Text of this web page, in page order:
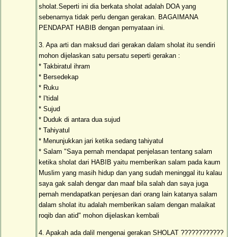
sholat.Seperti ini dia berkata sholat adalah DOA yang
sebenarnya tidak perlu dengan gerakan. BAGAIMANA
PENDAPAT HABIB dengan pernyataan ini.
3. Apa arti dan maksud dari gerakan dalam sholat itu sendiri
mohon dijelaskan satu persatu seperti gerakan :
* Takbiratul ihram
* Bersedekap
* Ruku
* I'tidal
* Sujud
* Duduk di antara dua sujud
* Tahiyatul
* Menunjukkan jari ketika sedang tahiyatul
* Salam "Saya pernah mendapat penjelasan tentang salam
ketika sholat dari HABIB yaitu memberikan salam pada kaum
Muslim yang masih hidup dan yang sudah meninggal itu kalau
saya gak salah dengar dan maaf bila salah dan saya juga
pernah mendapatkan penjesan dari orang lain katanya salam
dalam sholat itu adalah memberikan salam dengan malaikat
roqib dan atid" mohon dijelaskan kembali
4. Apakah ada dalil mengenai gerakan SHOLAT ????????????